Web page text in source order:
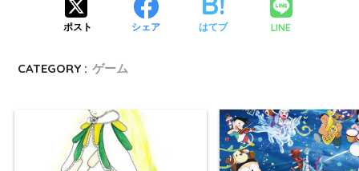
ポスト シェア はてブ LINE
CATEGORY : ゲーム